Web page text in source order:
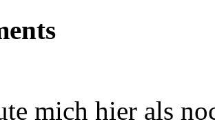
mich hier als